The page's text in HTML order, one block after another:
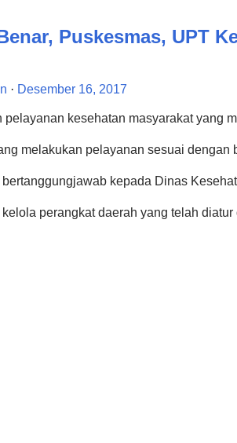
terdiri dari atap, langit-langit, dinding,
Maksud dari material bangunan
bangunan puskesmas. Saran
Puskesmas, UPT
Desember 16, 2017
pelayanan kesehatan masyarakat yang
melakukan pelayanan sesuai dengan
kepada Dinas
perangkat daerah yang telah
Kesehatan RI. Dalam